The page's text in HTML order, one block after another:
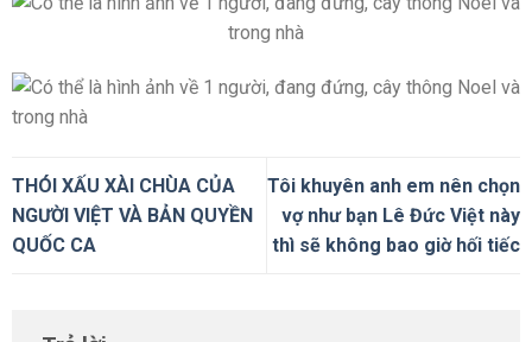
THÓI XẤU XÀI CHÙA CỦA
NGƯỜI VIỆT VÀ BẢN QUYỀN
QUỐC CA
Tôi khuyên anh em nên chọn
vợ như bạn Lê Đức Việt này
thì sẽ không bao giờ hối tiếc